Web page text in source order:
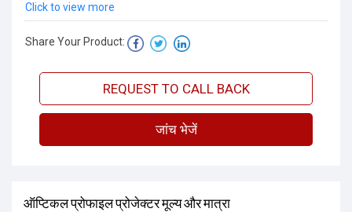
Click to view more
Share Your Product:
REQUEST TO CALL BACK
जांच भेजें
ऑप्टिकल प्रोफाइल प्रोजेक्टर मूल्य और मात्रा